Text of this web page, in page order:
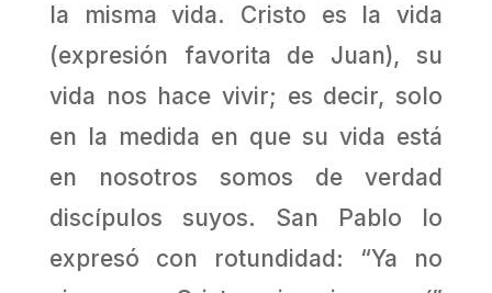
la misma vida. Cristo es la vida
(expresión favorita de Juan), su
vida nos hace vivir; es decir, solo
en la medida en que su vida está
en nosotros somos de verdad
discípulos suyos. San Pablo lo
expresó con rotundidad: “Ya no